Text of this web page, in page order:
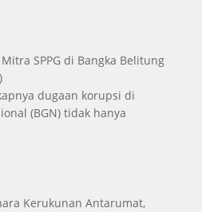
SPPG di Bangka Belitung
dugaan korupsi di
(BGN) tidak hanya
Kerukunan Antarumat,